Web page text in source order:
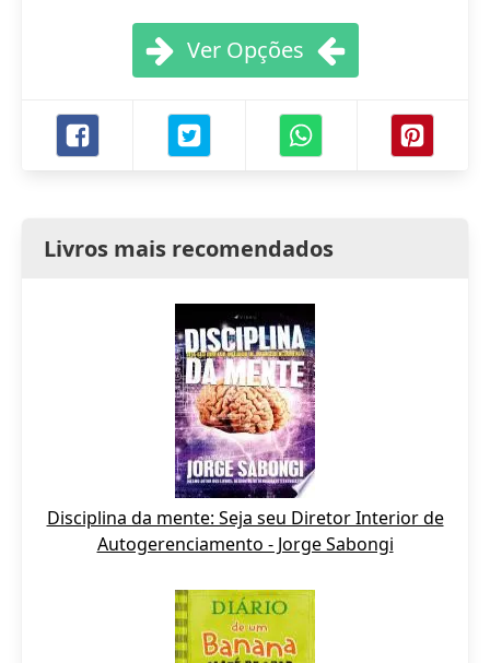
Ver Opções
Livros mais recomendados
Disciplina da mente: Seja seu Diretor Interior de
Autogerenciamento - Jorge Sabongi